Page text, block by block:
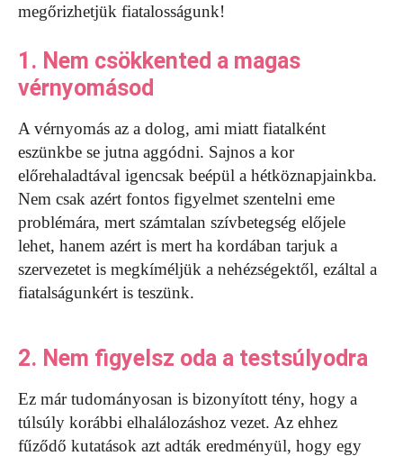
megőrizhetjük fiatalosságunk!
1. Nem csökkented a magas
vérnyomásod
A vérnyomás az a dolog, ami miatt fiatalként
eszünkbe se jutna aggódni. Sajnos a kor
előrehaladtával igencsak beépül a hétköznapjainkba.
Nem csak azért fontos figyelmet szentelni eme
problémára, mert számtalan szívbetegség előjele
lehet, hanem azért is mert ha kordában tarjuk a
szervezetet is megkíméljük a nehézségektől, ezáltal a
fiatalságunkért is teszünk.
2. Nem figyelsz oda a testsúlyodra
Ez már tudományosan is bizonyított tény, hogy a
túlsúly korábbi elhalálozáshoz vezet. Az ehhez
fűződő kutatások azt adták eredményül, hogy egy